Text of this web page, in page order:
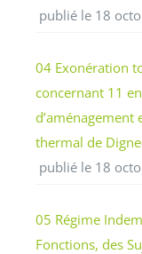
publié le 18
04 Exonération
concernant 11
d’aménagement
thermal de
publié le 18
05 Régime
Fonctions, des